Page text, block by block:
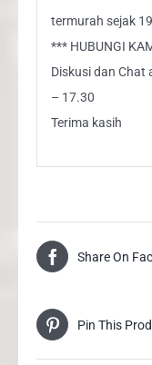
termurah sejak
*** HUBUNGI
Diskusi dan Chat
– 17.30
Terima kasih
Share On
Pin This